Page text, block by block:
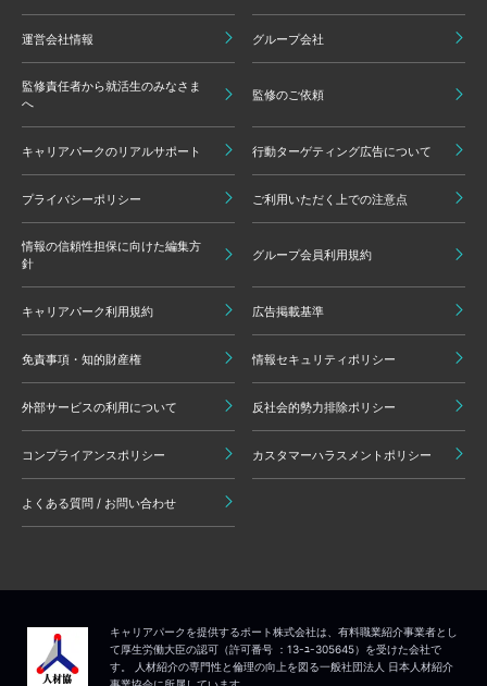
運営会社情報 グループ会社
監修責任者から就活生のみなさま
へ
監修のご依頼
キャリアパークのリアルサポート 行動ターゲティング広告について
プライバシーポリシー ご利用いただく上での注意点
情報の信頼性担保に向けた編集方
針
グループ会員利用規約
キャリアパーク利用規約 広告掲載基準
免責事項・知的財産権 情報セキュリティポリシー
外部サービスの利用について 反社会的勢力排除ポリシー
コンプライアンスポリシー カスタマーハラスメントポリシー
よくある質問 / お問い合わせ